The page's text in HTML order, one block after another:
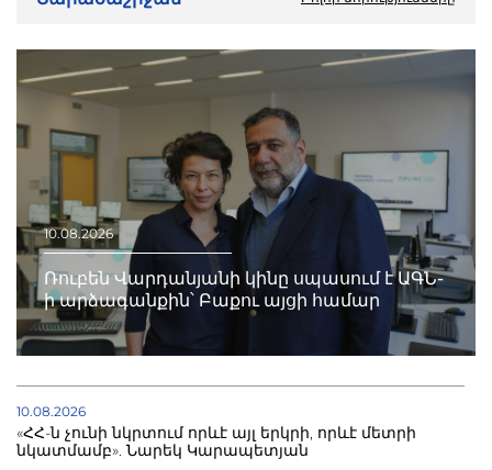
10.08.2026
Ռուբեն Վարդանյանի կինը սպասում է ԱԳՆ-
ի արձագանքին՝ Բաքու այցի համար
10.08.2026
«ՀՀ-ն չունի նկրտում որևէ այլ երկրի, որևէ մետրի
նկատմամբ». Նարեկ Կարապետյան